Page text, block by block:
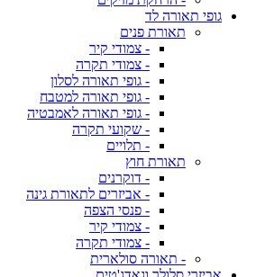
גופי תאורה לד
תאורת פנים
- צמודי קיר
- צמודי תקרה
- גופי תאורה לסלון
- גופי תאורה למטבח
- גופי תאורה לאמבטיה
- שקועי תקרה
- תלויים
תאורת חוץ
- דוקרנים
- אביזרים לתאורת גינה
- פנסי הצפה
- צמודי קיר
- צמודי תקרה
- תאורה סולארית